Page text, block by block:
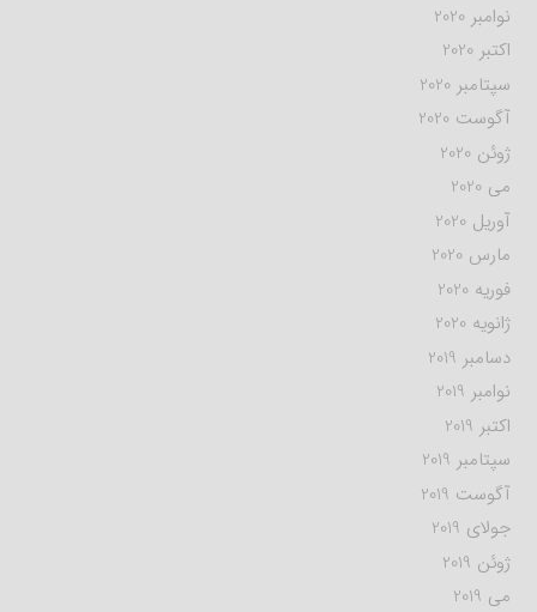
نوامبر 2020
اکتبر 2020
سپتامبر 2020
آگوست 2020
ژوئن 2020
می 2020
آوریل 2020
مارس 2020
فوریه 2020
ژانویه 2020
دسامبر 2019
نوامبر 2019
اکتبر 2019
سپتامبر 2019
آگوست 2019
جولای 2019
ژوئن 2019
می 2019